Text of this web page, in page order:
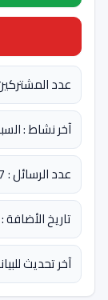
عدد المشتركين
آخر نشاط : السبت، 18-03-2023
عدد الرسائل : 127
تاريخ الأضافة : الأحد،
آخر تحديث للبيانات :